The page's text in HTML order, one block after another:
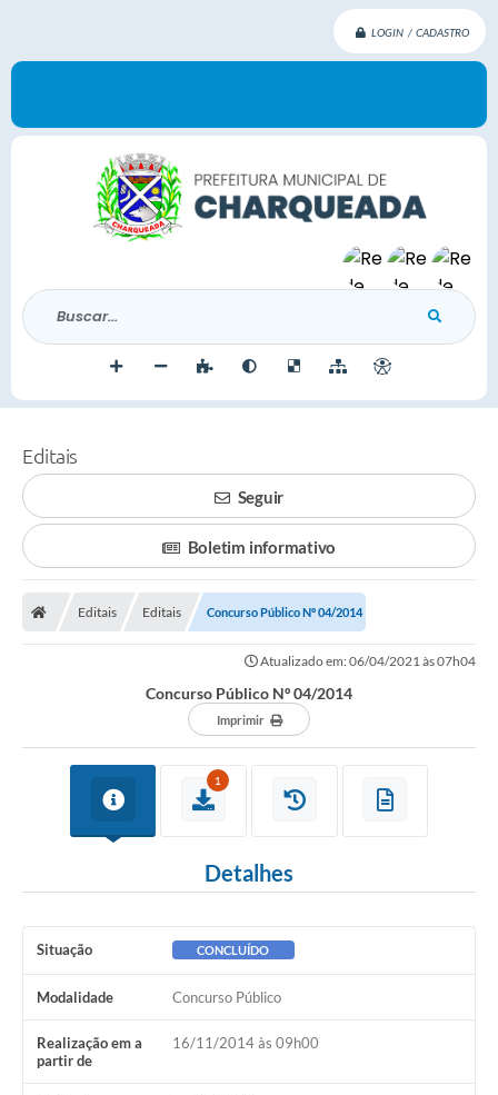
LOGIN / CADASTRO
Buscar...
Editais
Seguir
Boletim informativo
Editais Editais Concurso Público Nº 04/2014
Atualizado em: 06/04/2021 às 07h04
Concurso Público Nº 04/2014
Imprimir
1
Detalhes
Situação CONCLUÍDO
Modalidade Concurso Público
Realização em a
partir de
16/11/2014 às 09h00